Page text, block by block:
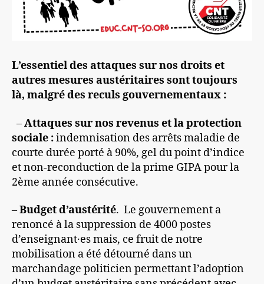
L’essentiel des attaques sur nos droits et
autres mesures austéritaires sont toujours
là, malgré des reculs gouvernementaux :
–Attaques sur nos revenus et la protection
sociale :indemnisation des arrêts maladie de
courte durée porté à 90%, gel du point d’indice
et non-reconduction de la prime GIPA pour la
2ème année consécutive.
–Budget d’austérité. Le gouvernement a
renoncé à la suppression de 4000 postes
d’enseignant·es mais, ce fruit de notre
mobilisation a été détourné dans un
marchandage politicien permettant l’adoption